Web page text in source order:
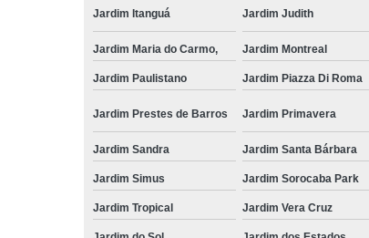
Jardim Itanguá Jardim Judith
Jardim Maria do Carmo, Jardim Montreal
Jardim Paulistano Jardim Piazza Di Roma
Jardim Prestes de Barros Jardim Primavera
Jardim Sandra Jardim Santa Bárbara
Jardim Simus Jardim Sorocaba Park
Jardim Tropical Jardim Vera Cruz